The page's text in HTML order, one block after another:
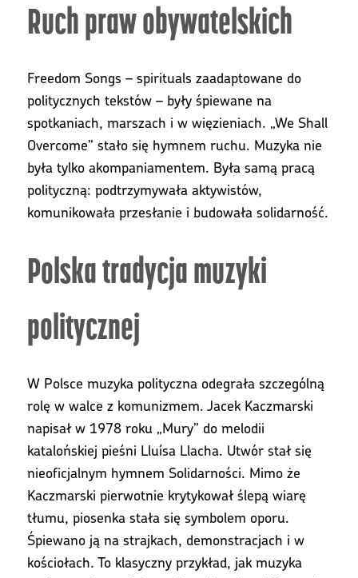
Ruch praw obywatelskich
Freedom Songs – spirituals zaadaptowane do
politycznych tekstów – były śpiewane na
spotkaniach, marszach i w więzieniach. „We Shall
Overcome” stało się hymnem ruchu. Muzyka nie
była tylko akompaniamentem. Była samą pracą
polityczną: podtrzymywała aktywistów,
komunikowała przesłanie i budowała solidarność.
Polska tradycja muzyki
politycznej
W Polsce muzyka polityczna odegrała szczególną
rolę w walce z komunizmem. Jacek Kaczmarski
napisał w 1978 roku „Mury” do melodii
katalońskiej pieśni Lluísa Llacha. Utwór stał się
nieoficjalnym hymnem Solidarności. Mimo że
Kaczmarski pierwotnie krytykował ślepą wiarę
tłumu, piosenka stała się symbolem oporu.
Śpiewano ją na strajkach, demonstracjach i w
kościołach. To klasyczny przykład, jak muzyka